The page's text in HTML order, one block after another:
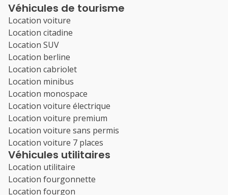
Véhicules de tourisme
Location voiture
Location citadine
Location SUV
Location berline
Location cabriolet
Location minibus
Location monospace
Location voiture électrique
Location voiture premium
Location voiture sans permis
Location voiture 7 places
Véhicules utilitaires
Location utilitaire
Location fourgonnette
Location fourgon